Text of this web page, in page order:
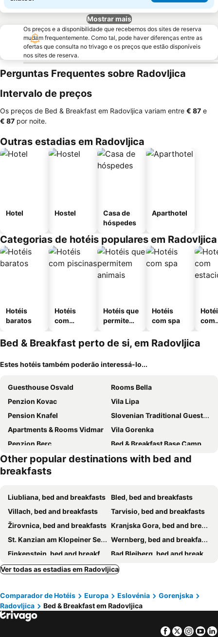
Mostrar mais
Os preços e a disponibilidade que recebemos dos sites de reserva
mudam frequentemente. Como tal, pode haver diferenças entre as
ofertas que consulta no trivago e os preços que estão disponíveis
nos sites de reserva.
Perguntas Frequentes sobre Radovljica
Intervalo de preços
Os preços de Bed & Breakfast em Radovljica variam entre ‎€ 87 e
‎€ 87 por noite.
Outras estadias em Radovljica
Hotel Hostel
Casa de
hóspedes
Aparthotel
Categorias de hotéis populares em Radovljica
Hotéis
baratos
Hotéis
com
Hotéis que
permitem
Hotéis
com spa
com
Bed & Breakfast perto de si, em Radovljica
Estes hotéis também poderão interessá-lo...
Guesthouse Osvald
Rooms Bella
Penzion Kovac
Vila Lipa
Pension Knafel
Slovenian Traditional Guest House
Apartments & Rooms Vidmar
Vila Gorenka
Penzion Berc
Bed & Breakfast Base Camp
Other popular destinations with bed and
breakfasts
Liubliana, bed and breakfasts
Bled, bed and breakfasts
Villach, bed and breakfasts
Tarvisio, bed and breakfasts
Žirovnica, bed and breakfasts Kranjska Gora, bed and breakfasts
St. Kanzian am Klopeiner See, bed and breakfasts
Wernberg, bed and breakfasts
Finkenstein, bed and breakfasts
Bad Bleiberg, bed and breakfasts
Klagenfurt am Wörthersee, bed and breakfasts
Arnoldstein, bed and breakfasts
Pörtschach, bed and breakfasts
Bohinj, bed and breakfasts
Velden, bed and breakfasts
Kranj, bed and breakfasts
St. Jakob im Rosental, bed and breakfasts
Ver todas as estadias em Radovljica
Comparador de Hotéis Europa Eslovénia
Gorenjska
Radovljica
Bed & Breakfast em Radovljica
Facebook
Twitter